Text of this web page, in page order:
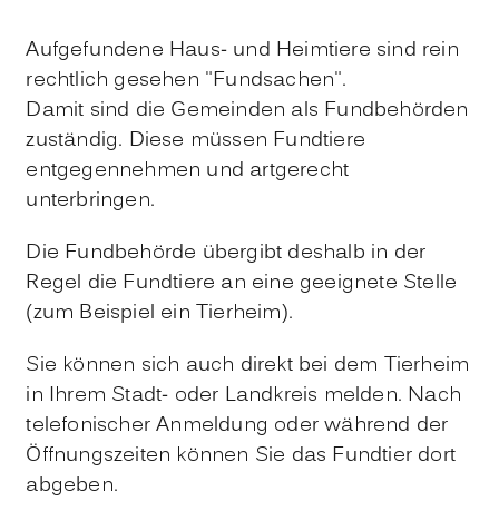
Aufgefundene Haus- und Heimtiere sind rein
rechtlich gesehen "Fundsachen".
Damit sind die Gemeinden als Fundbehörden
zuständig. Diese müssen Fundtiere
entgegennehmen und artgerecht
unterbringen.
Die Fundbehörde übergibt deshalb in der
Regel die Fundtiere an eine geeignete Stelle
(zum Beispiel ein Tierheim).
Sie können sich auch direkt bei dem Tierheim
in Ihrem Stadt- oder Landkreis melden. Nach
telefonischer Anmeldung oder während der
Öffnungszeiten können Sie das Fundtier dort
abgeben.